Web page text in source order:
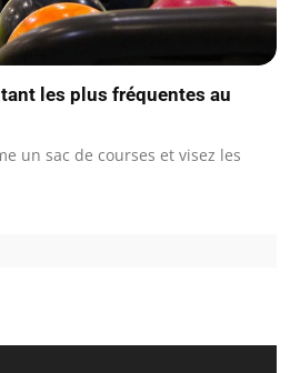
les plus fréquentes au
un sac de courses et visez les